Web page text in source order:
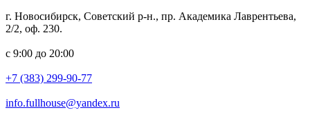
г. Новосибирск, Советский р-н., пр. Академика Лаврентьева,
2/2, оф. 230.
с 9:00 до 20:00
+7 (383) 299-90-77
info.fullhouse@yandex.ru